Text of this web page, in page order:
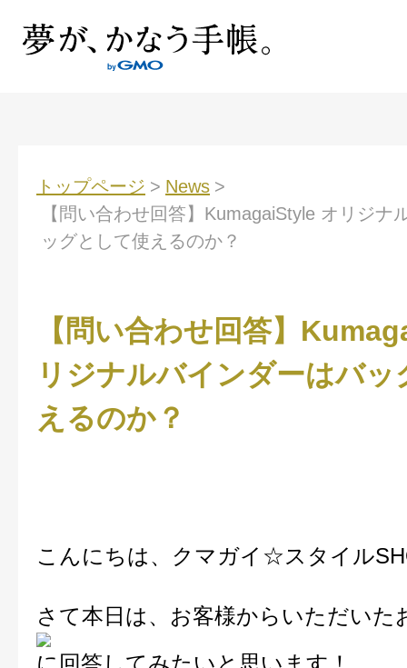
トップページ > News >
【問い合わせ回答】KumagaiStyle オリジナ
ッグとして使えるのか？
【問い合わせ回答】
リジナルバインダーはバッ
えるのか？
こんにちは、クマガイ☆スタイル
さて本日は、お客様からいただいた
に回答してみたいと思います！